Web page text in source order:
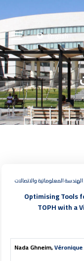
English
المعلوماتية والاتصالات
Optimising Tools
TOPH with a
Nada Ghneim,